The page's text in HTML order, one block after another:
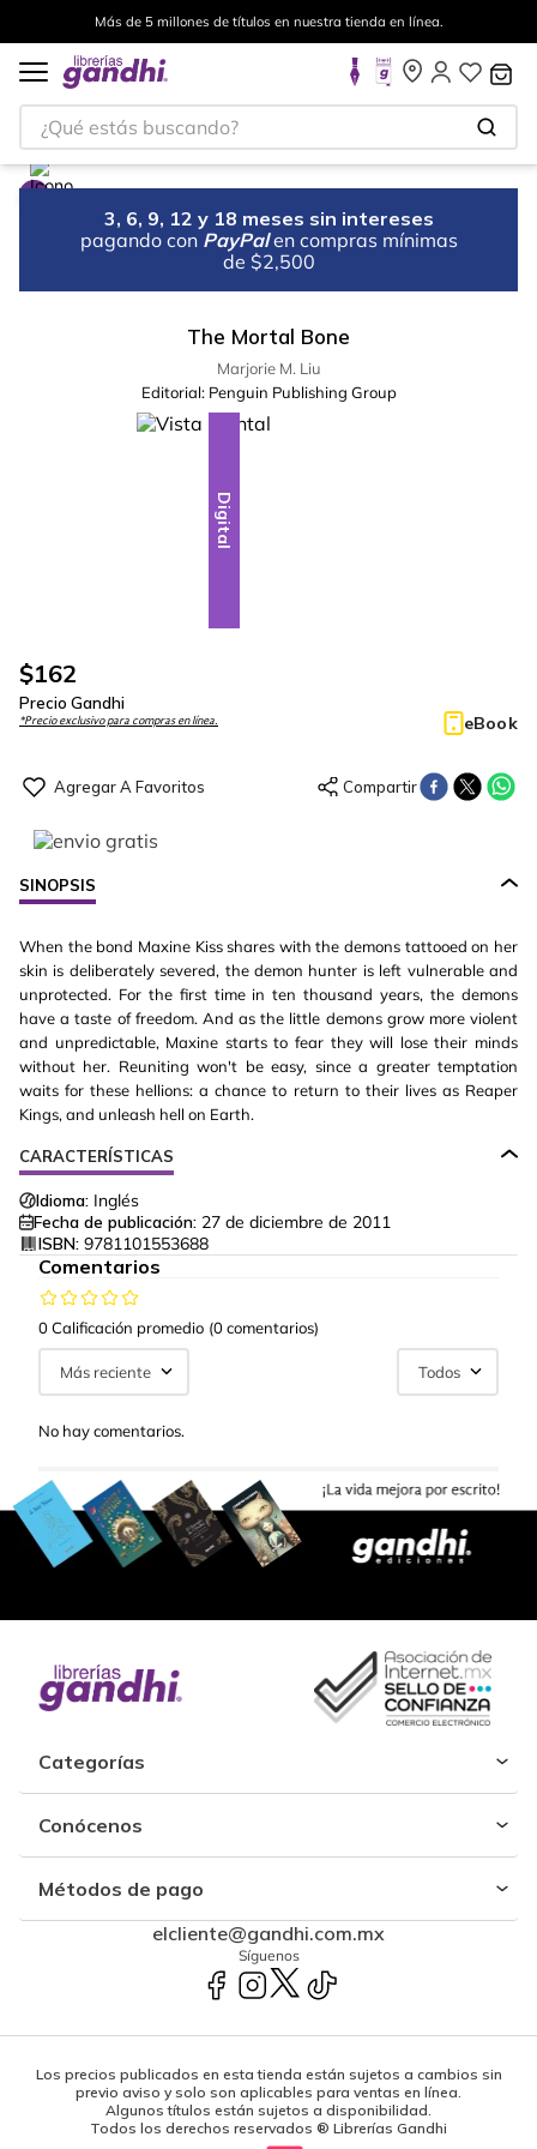
Más de 5 millones de títulos en nuestra tienda en línea.
¿Qué estás buscando?
3, 6, 9, 12 y 18 meses sin intereses
pagando con PayPal en compras mínimas
de $2,500
The Mortal Bone
Marjorie M. Liu
Editorial: Penguin Publishing Group
Digital
$162
Precio Gandhi
*Precio exclusivo para compras en línea. eBook
SINOPSIS
When the bond Maxine Kiss shares with the demons tattooed on her
skin is deliberately severed, the demon hunter is left vulnerable and
unprotected. For the first time in ten thousand years, the demons
have a taste of freedom. And as the little demons grow more violent
and unpredictable, Maxine starts to fear they will lose their minds
without her. Reuniting won't be easy, since a greater temptation
waits for these hellions: a chance to return to their lives as Reaper
Kings, and unleash hell on Earth.
CARACTERÍSTICAS
Idioma: Inglés
Fecha de publicación: 27 de diciembre de 2011
ISBN: 9781101553688
Comentarios
0 Calificación promedio (0 comentarios)
Más reciente Todos
No hay comentarios.
Categorías
Conócenos
Métodos de pago
elcliente@gandhi.com.mx
Síguenos
Los precios publicados en esta tienda están sujetos a cambios sin
previo aviso y solo son aplicables para ventas en línea.
Algunos títulos están sujetos a disponibilidad.
Todos los derechos reservados ® Librerías Gandhi